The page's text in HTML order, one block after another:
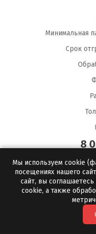
Минимальная
Срок
8
Мы используем cookie
посещениях нашего
сайт, вы
cookie, а также